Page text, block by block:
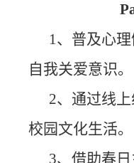
1、普及心
自我关爱意识。
2、通过线
校园文化生活。
3、借助春